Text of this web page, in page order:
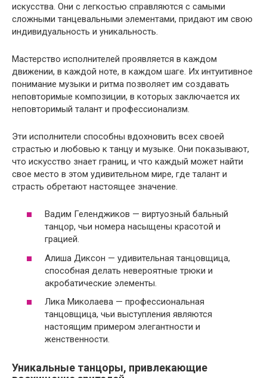
искусства. Они с легкостью справляются с самыми
сложными танцевальными элементами, придают им свою
индивидуальность и уникальность.
Мастерство исполнителей проявляется в каждом
движении, в каждой ноте, в каждом шаге. Их интуитивное
понимание музыки и ритма позволяет им создавать
неповторимые композиции, в которых заключается их
неповторимый талант и профессионализм.
Эти исполнители способны вдохновить всех своей
страстью и любовью к танцу и музыке. Они показывают,
что искусство знает границ, и что каждый может найти
свое место в этом удивительном мире, где талант и
страсть обретают настоящее значение.
Вадим Геленджиков — виртуозный бальный
танцор, чьи номера насыщены красотой и
грацией.
Алиша Диксон — удивительная танцовщица,
способная делать невероятные трюки и
акробатические элементы.
Лика Миколаева — профессиональная
танцовщица, чьи выступления являются
настоящим примером элегантности и
женственности.
Уникальные танцоры, привлекающие